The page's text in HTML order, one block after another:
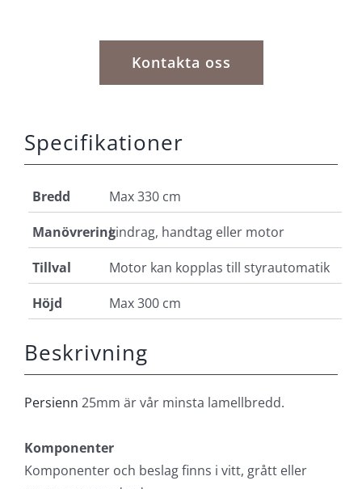
Kontakta oss
Specifikationer
Bredd
Max 330 cm
ManövreringLindrag, handtag eller motor
Tillval
Motor kan kopplas till styrautomatik
Höjd
Max 300 cm
Beskrivning
Persienn 25mm är vår minsta lamellbredd.
Komponenter
Komponenter och beslag finns i vitt, grått eller